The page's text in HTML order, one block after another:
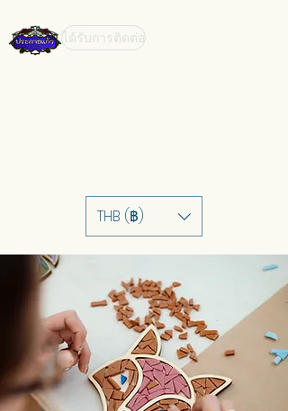
ได้รับการติดต่อ
THB (฿)